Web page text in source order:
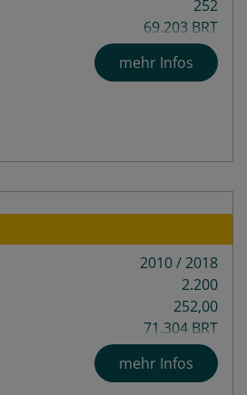
252
69.203 BRT
13
mehr Infos
2010 / 2018
2.200
252,00
71.304 BRT
14
mehr Infos